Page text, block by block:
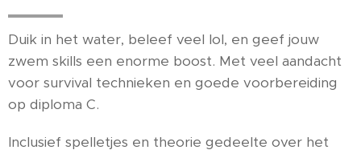
Duik in het water, beleef veel lol, en geef jouw
zwem skills een enorme boost. Met veel aandacht
voor survival technieken en goede voorbereiding
op diploma C.
Inclusief spelletjes en theorie gedeelte over het